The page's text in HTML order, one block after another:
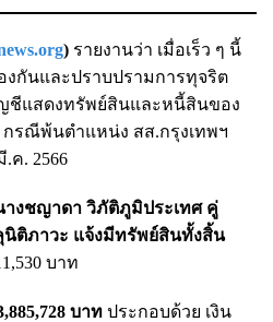
) รายงานว่า เมื่อเร็ว ๆ นี้
กันและปราบปรามการทุจริต
ญชีแสดงทรัพย์สินและหนี้สินของ
รณีพ้นตำแหน่ง สส.กรุงเทพฯ
ค. 2566
งชญาดา วิภัติภูมิประเทศ คู่
นิติภาวะ แจ้งมีทรัพย์สินทั้งสิ้น
บาท
บาท ประกอบด้วย เงิน